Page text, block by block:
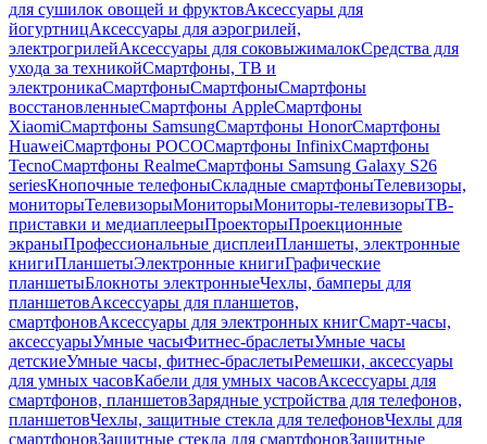
для сушилок овощей и фруктовАксессуары для
йогуртницАксессуары для аэрогрилей,
электрогрилейАксессуары для соковыжималокСредства для
ухода за техникойСмартфоны, ТВ и
электроникаСмартфоныСмартфоныСмартфоны
восстановленныеСмартфоны AppleСмартфоны
XiaomiСмартфоны SamsungСмартфоны HonorСмартфоны
HuaweiСмартфоны POCOСмартфоны InfinixСмартфоны
TecnoСмартфоны RealmeСмартфоны Samsung Galaxy S26
seriesКнопочные телефоныСкладные смартфоныТелевизоры,
мониторыТелевизорыМониторыМониторы-телевизорыТВ-
приставки и медиаплеерыПроекторыПроекционные
экраныПрофессиональные дисплеиПланшеты, электронные
книгиПланшетыЭлектронные книгиГрафические
планшетыБлокноты электронныеЧехлы, бамперы для
планшетовАксессуары для планшетов,
смартфоновАксессуары для электронных книгСмарт-часы,
аксессуарыУмные часыФитнес-браслетыУмные часы
детскиеУмные часы, фитнес-браслетыРемешки, аксессуары
для умных часовКабели для умных часовАксессуары для
смартфонов, планшетовЗарядные устройства для телефонов,
планшетовЧехлы, защитные стекла для телефоновЧехлы для
смартфоновЗащитные стекла для смартфоновЗащитные